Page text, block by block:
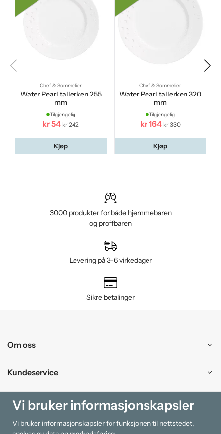
Chef & Sommelier
Water Pearl tallerken 255
mm
Tilgjengelig
kr 54 kr 242
Kjøp
Chef & Sommelier
Water Pearl tallerken 320
mm
Tilgjengelig
kr 164 kr 330
Kjøp
3000 produkter for både hjemmebaren
og proffbaren
Levering på 3–6 virkedager
Sikre betalinger
Om oss
Kundeservice
Kjøpesenter
Information
Vi bruker informasjonskapsler
Vi bruker informasjonskapsler for funksjonen til nettstedet,